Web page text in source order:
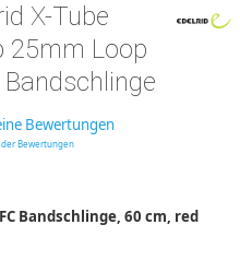
Angebote
Hilfe, Kontakt
Kundenbereich
X-Tube
25mm Loop
Bandschlinge
Bewertungen
Bewertungen
Bandschlinge, 60 cm, red